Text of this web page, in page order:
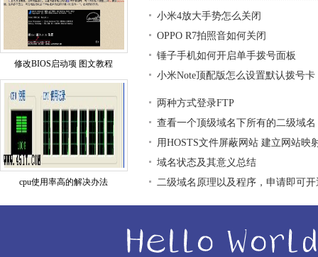
修改BIOS启动项 图文教程
cpu使用率高的解决办法
小米4放大手势怎么关闭
OPPO R7拍照音如何关闭
锤子手机如何开启单手拨号面板
小米Note顶配版怎么设置默认拨号卡
两种方式登录FTP
查看一个顶级域名下所有的二级域名
用HOSTS文件屏蔽网站 建立网站映
域名状态及其意义总结
二级域名原理以及程序，申请即可开